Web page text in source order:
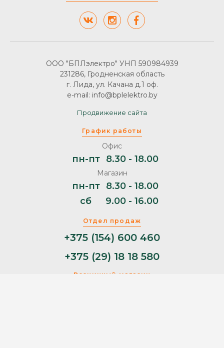
Отдел продаж
+375 (154) 600 460
+375 (29) 18 18 580
Розничный магазин
График работы
Офис
пн-пт 8.30 - 18.00
Магазин
пн-пт
8.30 - 18.00
сб
9.00 - 16.00
ООО "БПЛэлектро" УНП 590984939
231286, Гродненская область
г. Лида, ул. Качана д.1 оф.
e-mail: info@bplelektro.by
Продвижение сайта